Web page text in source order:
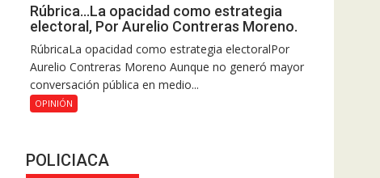
Rúbrica…La opacidad como estrategia
electoral, Por Aurelio Contreras Moreno.
RúbricaLa opacidad como estrategia electoralPor
Aurelio Contreras Moreno Aunque no generó mayor
conversación pública en medio...
OPINIÓN
POLICIACA